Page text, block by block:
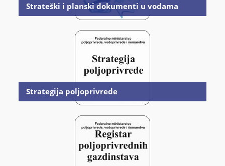
Strateški i planski dokumenti u vodama
Strategija poljoprivrede